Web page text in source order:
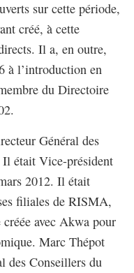
sur cette période,
créé, à cette
Il a, en outre,
à l’introduction en
du Directoire
Général des
était Vice-président
2012. Il était
filiales de RISMA,
avec Akwa pour
Marc Thépot
des Conseillers du